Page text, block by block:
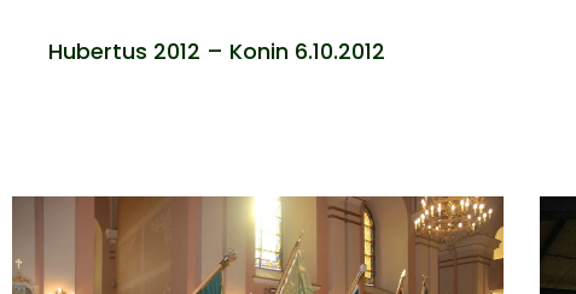
Hubertus 2012 – Konin 6.10.2012